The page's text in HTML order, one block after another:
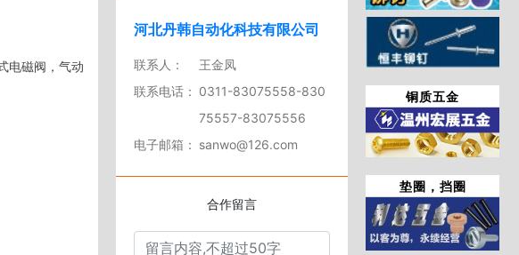
铜质五金
垫圈，挡圈
电磁阀，气动
河北丹韩自动化科技有限公司
联系人：
王金凤
联系电话： 0311-83075558-830
75557-83075556
电子邮箱： sanwo@126.com
合作留言